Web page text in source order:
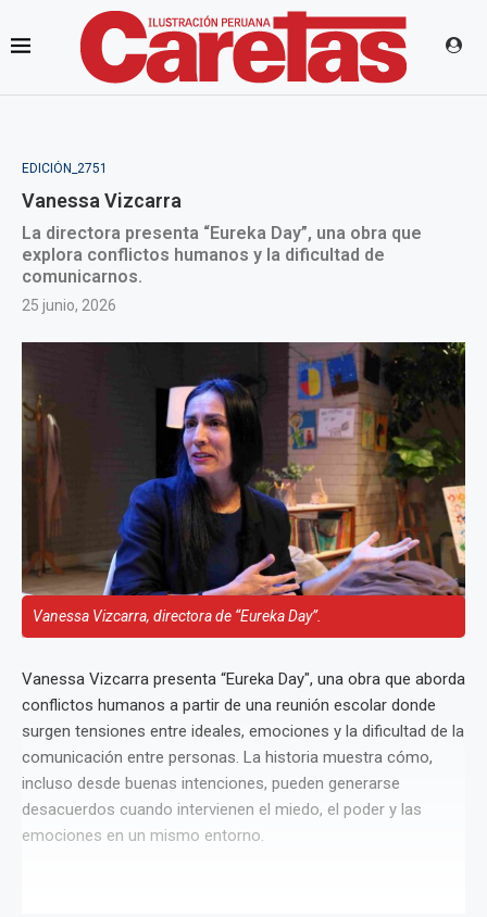
EDICIÓN_2751
Vanessa Vizcarra
La directora presenta “Eureka Day”, una obra que
explora conflictos humanos y la dificultad de
comunicarnos.
25 junio, 2026
Vanessa Vizcarra, directora de “Eureka Day”.
Vanessa Vizcarra presenta “Eureka Day", una obra que aborda
conflictos humanos a partir de una reunión escolar donde
surgen tensiones entre ideales, emociones y la dificultad de la
comunicación entre personas. La historia muestra cómo,
incluso desde buenas intenciones, pueden generarse
desacuerdos cuando intervienen el miedo, el poder y las
emociones en un mismo entorno.